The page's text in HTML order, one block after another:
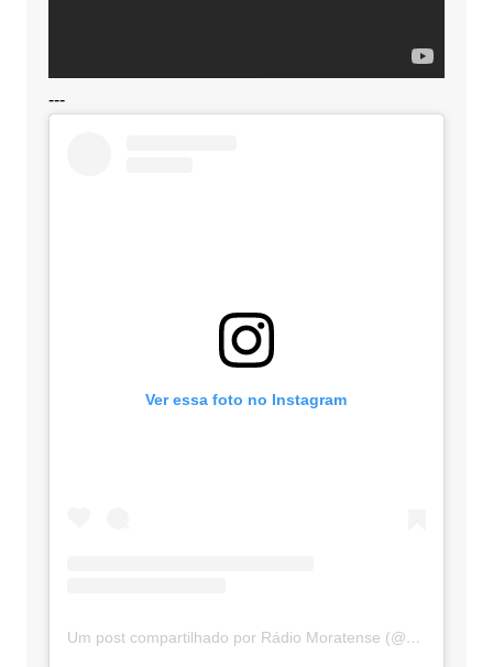
---
Ver essa foto no Instagram
Um post compartilhado por Rádio Moratense (@radio_moratense)